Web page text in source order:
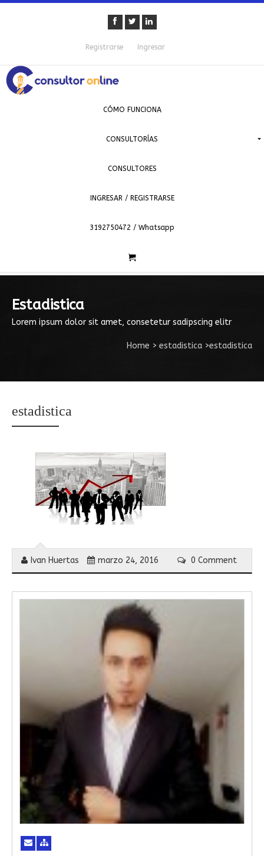
Registrarse Ingresar
CÓMO FUNCIONA
CONSULTORÍAS
CONSULTORES
INGRESAR / REGISTRARSE
3192750472 / Whatsapp
Estadistica
Lorem ipsum dolor sit amet, consetetur sadipscing elitr
Home > estadistica >estadistica
estadistica
Ivan Huertas marzo 24, 2016 0 Comment